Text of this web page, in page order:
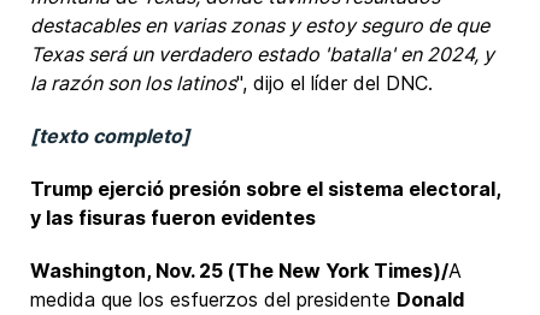
destacables en varias zonas y estoy seguro de que
Texas será un verdadero estado 'batalla' en 2024, y
la razón son los latinos", dijo el líder del DNC.
[texto completo]
Trump ejerció presión sobre el sistema electoral,
y las fisuras fueron evidentes
Washington, Nov. 25 (The New York Times)/A
medida que los esfuerzos del presidente Donald